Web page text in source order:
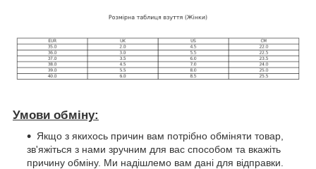
Умови обміну:
Якщо з якихось причин вам потрібно обміняти товар,
зв'яжіться з нами зручним для вас способом та вкажіть
причину обміну. Ми надішлемо вам дані для відправки.